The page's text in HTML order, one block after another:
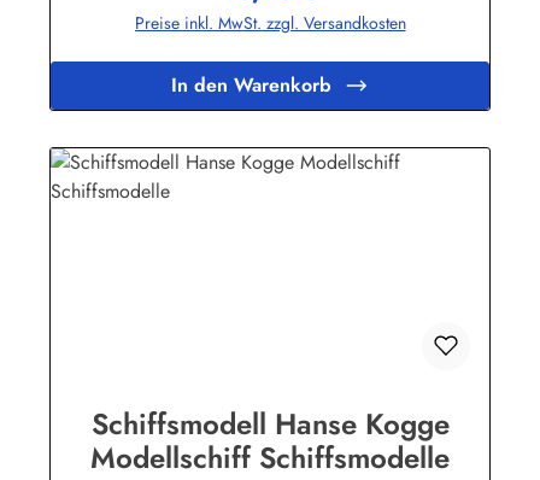
Preise inkl. MwSt. zzgl. Versandkosten
In den Warenkorb
Schiffsmodell Hanse Kogge
Modellschiff Schiffsmodelle